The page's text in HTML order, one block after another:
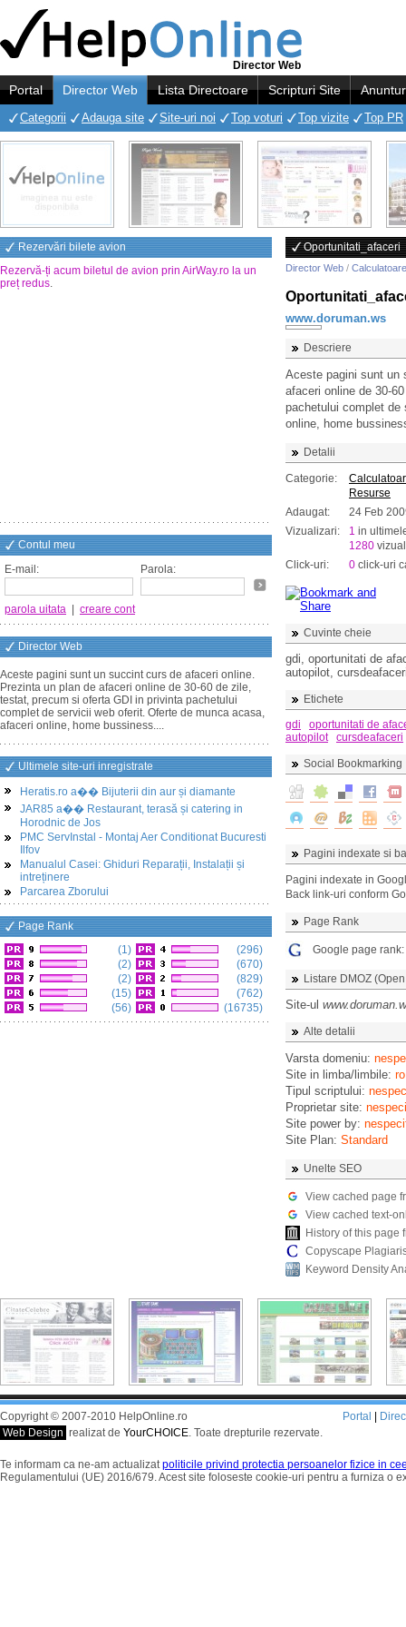
Director Web
Portal Director Web Lista Directoare Scripturi Site
Categorii Adauga site Site-uri noi Top voturi Top vizite Top PR
Rezervări bilete avion
Rezervă-ți acum biletul de avion prin AirWay.ro la un
preț redus.
Contul meu
E-mail:
Parola:
parola uitata creare cont
Director Web
Aceste pagini sunt un succint curs de afaceri online.
Prezinta un plan de afaceri online de 30-60 de zile,
testat, precum si oferta GDI in privinta pachetului
complet de servicii web oferit. Oferte de munca acasa,
afaceri online, home bussiness....
Ultimele site-uri inregistrate
Heratis.ro a�� Bijuterii din aur și diamante
JAR85 a�� Restaurant, terasă și catering in
Horodnic de Jos
PMC ServInstal - Montaj Aer Conditionat Bucuresti
Ilfov
Manualul Casei: Ghiduri Reparații, Instalații și
intreținere
Parcarea Zborului
Page Rank
(1)
(2)
(2)
(15)
(56)
(296)
(670)
(829)
(762)
(16735)
Oportunitati_afaceri
Director Web /
www.doruman.ws
Descriere
Aceste pagini sunt un
afaceri online de 30-
pachetului complet
online, home
Detalii
Categorie:
Resurse
Adaugat:
24 Feb
Vizualizari:
1 in
1280
Click-uri:
0 click-uri
Cuvinte cheie
gdi, oportunitati de
autopilot,
Etichete
gdi
oportunitati de
autopilot
cursdeafaceri
Social Bookmarking
Pagini indexate si
Pagini indexate in
Back link-uri conform
Page Rank
Google page rank:
Listare DMOZ
Site-ul
Alte detalii
Varsta domeniu:
Site in limba/limbile: ro
Tipul scriptului:
Proprietar site:
Site power by:
Site Plan: Standard
Unelte SEO
View cached page
View cached text-
History of this page
Copyscape
Keyword Density
Copyright © 2007-2010 HelpOnline.ro
Web Design realizat de YourCHOICE. Toate drepturile rezervate.
Portal
Te informam ca ne-am actualizatpoliticile privind protectia persoanelor fizice in
Regulamentului (UE) 2016/679. Acest site foloseste cookie-uri pentru a furniza o